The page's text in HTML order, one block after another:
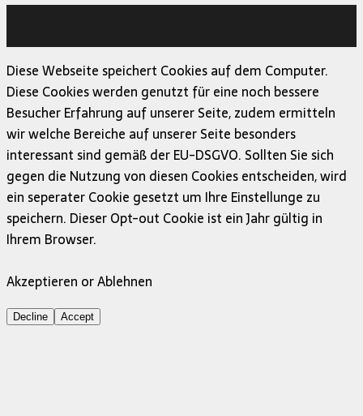
Diese Webseite speichert Cookies auf dem Computer.
Diese Cookies werden genutzt für eine noch bessere
Besucher Erfahrung auf unserer Seite, zudem ermitteln
wir welche Bereiche auf unserer Seite besonders
interessant sind gemäß der EU-DSGVO. Sollten Sie sich
gegen die Nutzung von diesen Cookies entscheiden, wird
ein seperater Cookie gesetzt um Ihre Einstellunge zu
speichern. Dieser Opt-out Cookie ist ein Jahr gültig in
Ihrem Browser.
Akzeptieren or Ablehnen
Decline Accept